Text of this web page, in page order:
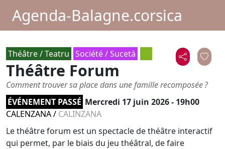
Agenda-Balagne.corsica
Théâtre / Teatru Société / Sucetà
Théâtre Forum
Comment trouver sa place dans une famille recomposée ?
ÉVÉNEMENT PASSÉ Mercredi 17 juin 2026 - 19h00
CALENZANA/ CALINZANA
Le théâtre forum est un spectacle de théâtre interactif
qui permet, par le biais du jeu théâtral, de faire